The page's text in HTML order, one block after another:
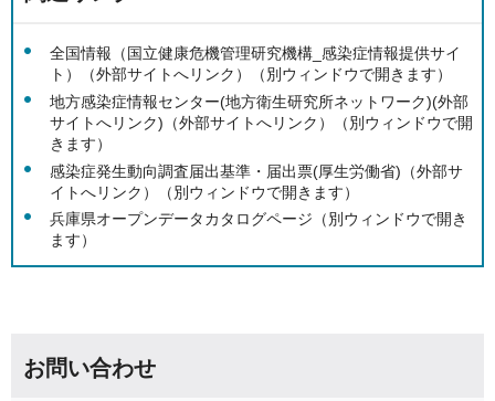
全国情報（国立健康危機管理研究機構_感染症情報提供サイ
ト）（外部サイトへリンク）（別ウィンドウで開きます）
地方感染症情報センター(地方衛生研究所ネットワーク)(外部
サイトへリンク)（外部サイトへリンク）（別ウィンドウで開
きます）
感染症発生動向調査届出基準・届出票(厚生労働省)（外部サ
イトへリンク）（別ウィンドウで開きます）
兵庫県オープンデータカタログページ（別ウィンドウで開き
ます）
お問い合わせ